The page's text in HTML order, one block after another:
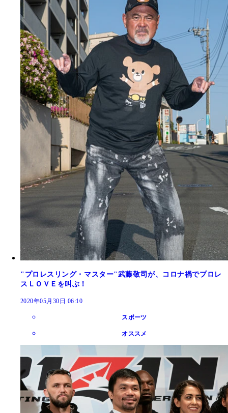
"プロレスリング・マスター"武藤敬司が、コロナ禍でプロレ
スＬＯＶＥを叫ぶ！
2020年05月30日 06:10
スポーツ
オススメ